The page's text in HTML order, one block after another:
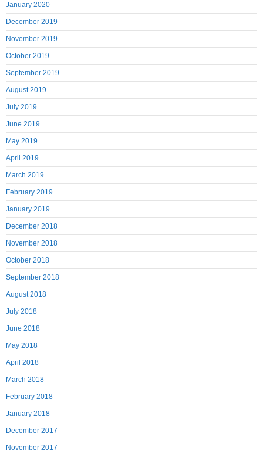
January 2020
December 2019
November 2019
October 2019
September 2019
August 2019
July 2019
June 2019
May 2019
April 2019
March 2019
February 2019
January 2019
December 2018
November 2018
October 2018
September 2018
August 2018
July 2018
June 2018
May 2018
April 2018
March 2018
February 2018
January 2018
December 2017
November 2017